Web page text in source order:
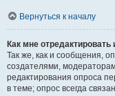
Вернуться к началу
Как мне
Так же, как и сообщения,
создателями,
редактирования опроса
в теме; опрос всегда